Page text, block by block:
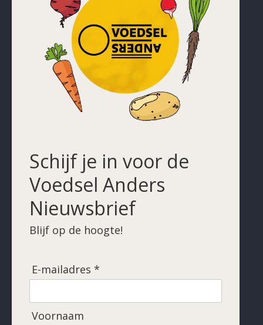
Schijf je in voor de
Voedsel Anders
Nieuwsbrief
Blijf op de hoogte!
E-mailadres *
Voornaam